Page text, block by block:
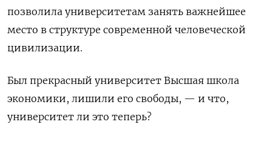
позволила университетам занять важнейшее
место в структуре современной человеческой
цивилизации.
Был прекрасный университет Высшая школа
экономики, лишили его свободы, — и что,
университет ли это теперь?